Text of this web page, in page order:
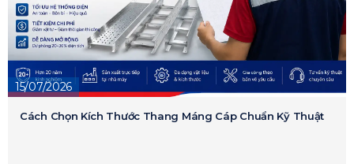
15/07/2026
Cách Chọn Kích Thước Thang Máng Cáp Chuẩn Kỹ Thuật